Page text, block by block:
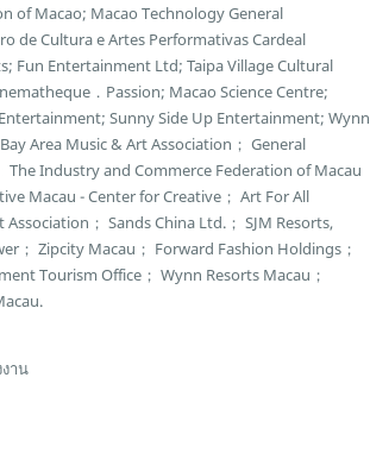
of Macao; Macao Technology General
de Cultura e Artes Performativas Cardeal
Fun Entertainment Ltd; Taipa Village Cultural
．Passion; Macao Science Centre;
Sunny Side Up Entertainment; Wynn
Area Music & Art Association； General
Industry and Commerce Federation of Macau
Macau - Center for Creative； Art For All
； Sands China Ltd.； SJM Resorts,
； Zipcity Macau； Forward Fashion Holdings；
Tourism Office； Wynn Resorts Macau；
าน